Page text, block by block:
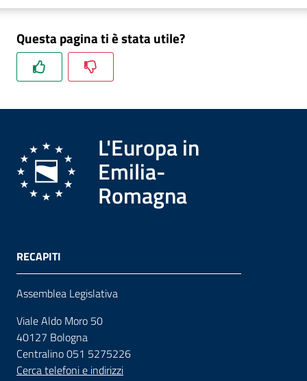
Questa pagina ti è stata utile?
L'Europa in
Emilia-
Romagna
RECAPITI
Assemblea Legislativa
Viale Aldo Moro 50
40127 Bologna
Centralino 051 5275226
Cerca telefoni e indirizzi